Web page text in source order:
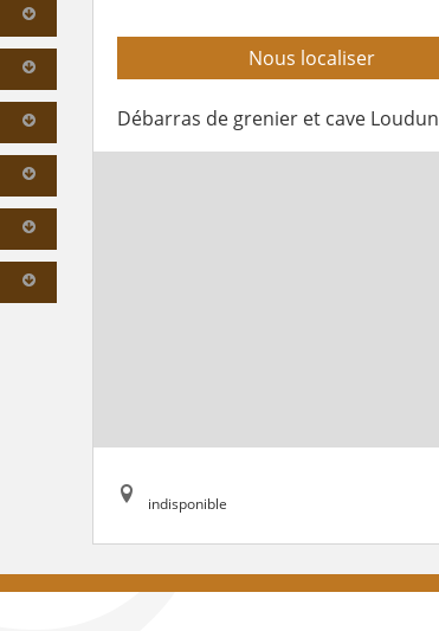
Nous localiser
Débarras de grenier et cave Loudun
indisponible